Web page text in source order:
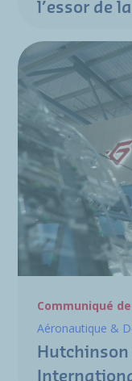
l’essor de
Communiqué
Aéronautique &